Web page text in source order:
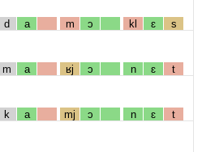
d a m ɔ kl ɛ s
m a ʁj ɔ n ɛ t
k a mj ɔ n ɛ t